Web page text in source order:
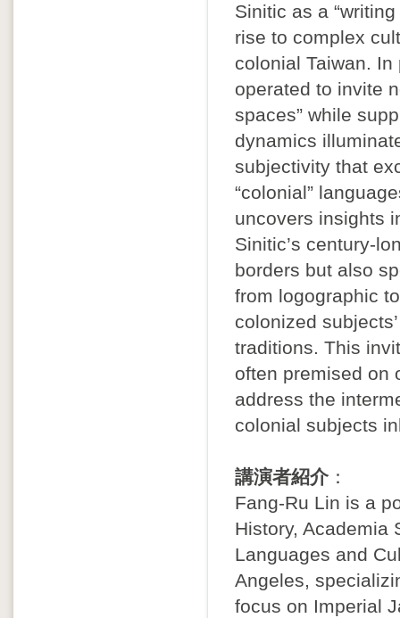
Sinitic as a
rise to complex
colonial Taiwan.
operated to invite
spaces” while
dynamics
subjectivity that
“colonial”
uncovers insights
Sinitic’s century-
borders but also
from logographic
colonized
traditions. This
often premised on
address the
colonial subjects
講演者紹介 ：
Fang-Ru Lin is a
History, Academia
Languages and
Angeles,
focus on Imperial